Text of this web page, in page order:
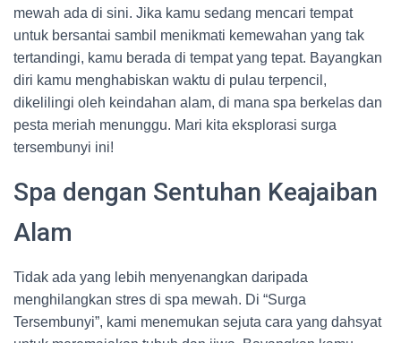
mewah ada di sini. Jika kamu sedang mencari tempat
untuk bersantai sambil menikmati kemewahan yang tak
tertandingi, kamu berada di tempat yang tepat. Bayangkan
diri kamu menghabiskan waktu di pulau terpencil,
dikelilingi oleh keindahan alam, di mana spa berkelas dan
pesta meriah menunggu. Mari kita eksplorasi surga
tersembunyi ini!
Spa dengan Sentuhan Keajaiban
Alam
Tidak ada yang lebih menyenangkan daripada
menghilangkan stres di spa mewah. Di “Surga
Tersembunyi”, kami menemukan sejuta cara yang dahsyat